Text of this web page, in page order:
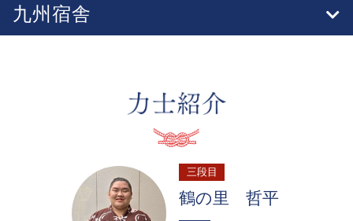
九州宿舎
三段目
鶴の里 哲平